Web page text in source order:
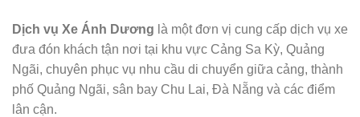
Dịch vụ Xe Ánh Dương là một đơn vị cung cấp dịch vụ xe
đưa đón khách tận nơi tại khu vực Cảng Sa Kỳ, Quảng
Ngãi, chuyên phục vụ nhu cầu di chuyển giữa cảng, thành
phố Quảng Ngãi, sân bay Chu Lai, Đà Nẵng và các điểm
lân cận.